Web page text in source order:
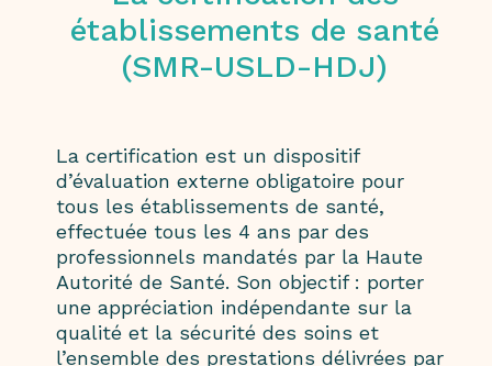
établissements de santé
(SMR-USLD-HDJ)
La certification est un dispositif
d’évaluation externe obligatoire pour
tous les établissements de santé,
effectuée tous les 4 ans par des
professionnels mandatés par la Haute
Autorité de Santé. Son objectif : porter
une appréciation indépendante sur la
qualité et la sécurité des soins et
l’ensemble des prestations délivrées par